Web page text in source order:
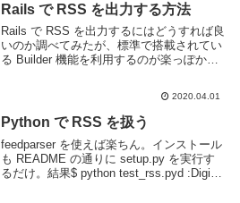
Rails で RSS を出力する方法
Rails で RSS を出力するにはどうすれば良
いのか調べてみたが、標準で搭載されてい
る Builder 機能を利用するのが楽っぽかっ
2020.04.01
Python で RSS を扱う
feedparser を使えば楽ちん。インストール
も README の通りに setup.py を実行す
るだけ。結果$ python test_rss.pyd :Digital